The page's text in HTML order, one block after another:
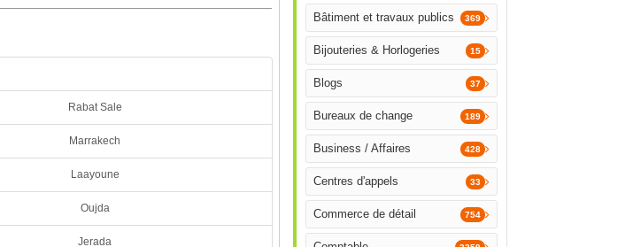
Rabat Sale
Marrakech
Laayoune
Oujda
Jerada
Bâtiment et travaux publics 369
Bijouteries & Horlogeries 15
Blogs 37
Bureaux de change 189
Business / Affaires 428
Centres d'appels 33
Commerce de détail 754